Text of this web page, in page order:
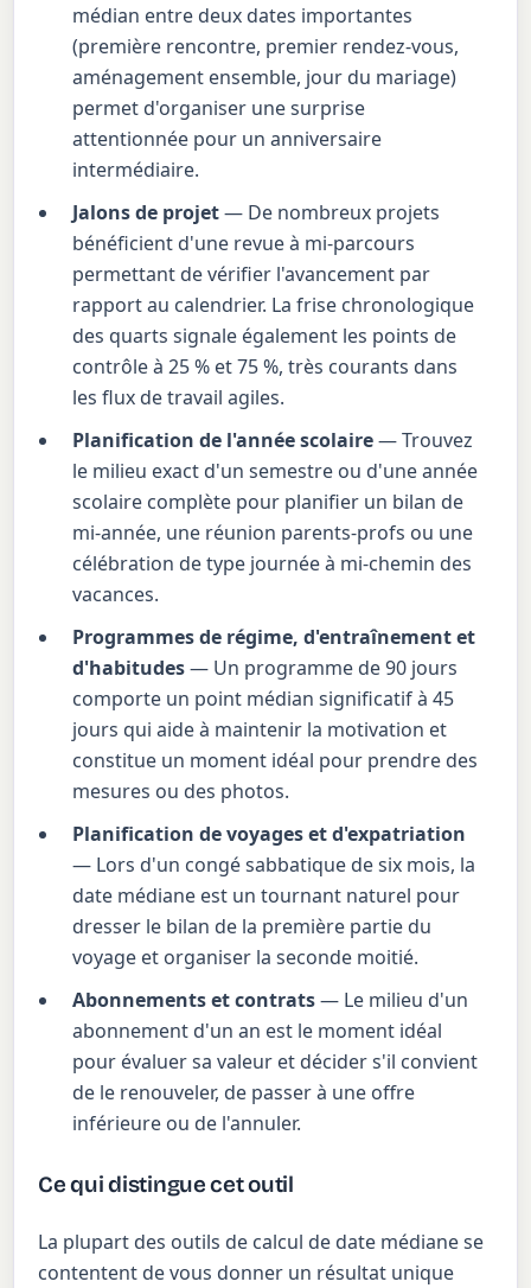
médian entre deux dates importantes
(première rencontre, premier rendez-vous,
aménagement ensemble, jour du mariage)
permet d'organiser une surprise
attentionnée pour un anniversaire
intermédiaire.
Jalons de projet— De nombreux projets
bénéficient d'une revue à mi-parcours
permettant de vérifier l'avancement par
rapport au calendrier. La frise chronologique
des quarts signale également les points de
contrôle à 25 % et 75 %, très courants dans
les flux de travail agiles.
Planification de l'année scolaire— Trouvez
le milieu exact d'un semestre ou d'une année
scolaire complète pour planifier un bilan de
mi-année, une réunion parents-profs ou une
célébration de type journée à mi-chemin des
vacances.
Programmes de régime, d'entraînement et
d'habitudes— Un programme de 90 jours
comporte un point médian significatif à 45
jours qui aide à maintenir la motivation et
constitue un moment idéal pour prendre des
mesures ou des photos.
Planification de voyages et d'expatriation
— Lors d'un congé sabbatique de six mois, la
date médiane est un tournant naturel pour
dresser le bilan de la première partie du
voyage et organiser la seconde moitié.
Abonnements et contrats— Le milieu d'un
abonnement d'un an est le moment idéal
pour évaluer sa valeur et décider s'il convient
de le renouveler, de passer à une offre
inférieure ou de l'annuler.
Ce qui distingue cet outil
La plupart des outils de calcul de date médiane se
contentent de vous donner un résultat unique